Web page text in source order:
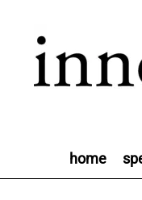
home